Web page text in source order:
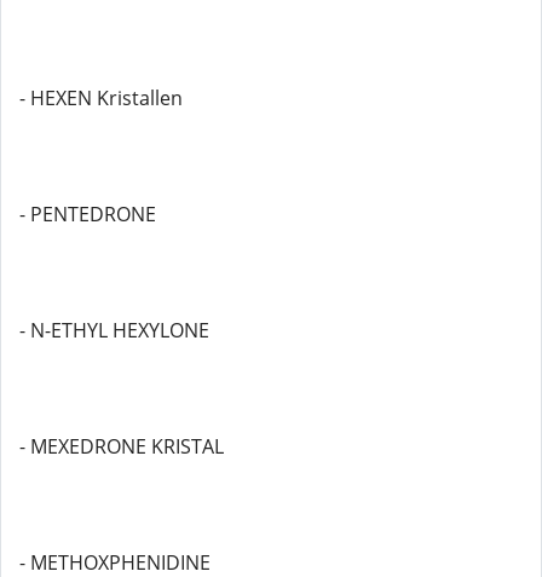
- HEXEN Kristallen
- PENTEDRONE
- N-ETHYL HEXYLONE
- MEXEDRONE KRISTAL
- METHOXPHENIDINE